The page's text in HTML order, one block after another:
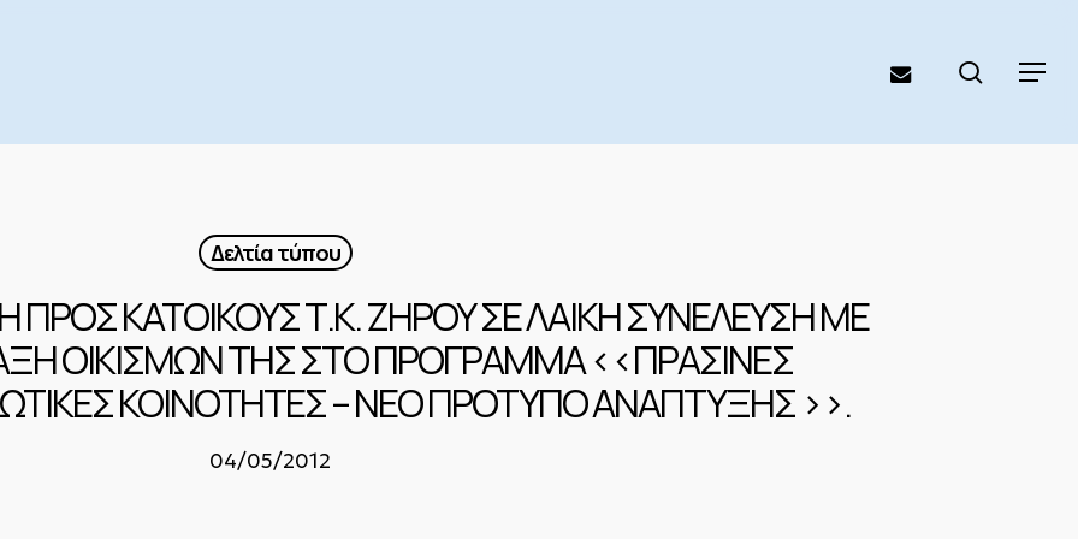
Menu
email search
Δελτία τύπου
ΚΑΤΟΙΚΟΥΣ Τ.Κ. ΖΗΡΟΥ ΣΕ ΛΑΙΚΗ ΣΥΝΕΛΕΥΣΗ ΜΕ
ΟΙΚΙΣΜΩΝ ΤΗΣ ΣΤΟ ΠΡΟΓΡΑΜΜΑ <<ΠΡΑΣΙΝΕΣ
ΚΟΙΝΟΤΗΤΕΣ – ΝΕΟ ΠΡΟΤΥΠΟ ΑΝΑΠΤΥΞΗΣ >>.
04/05/2012